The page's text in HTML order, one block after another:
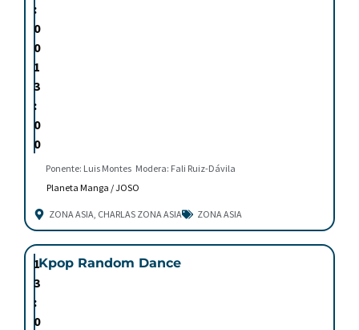
:
0
0
1
3
:
0
0
Ponente: Luis Montes Modera: Fali Ruiz-Dávila
Planeta Manga / JOSO
ZONA ASIA CHARLAS ZONA ASIA ZONA ASIA
1
3
:
0
Kpop Random Dance